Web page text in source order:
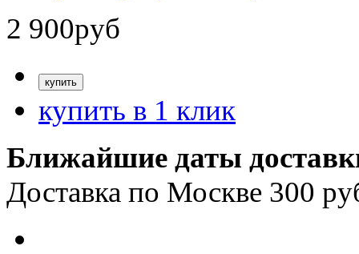
2 900руб
купить в 1 клик
Ближайшие даты
Доставка по Москве 300